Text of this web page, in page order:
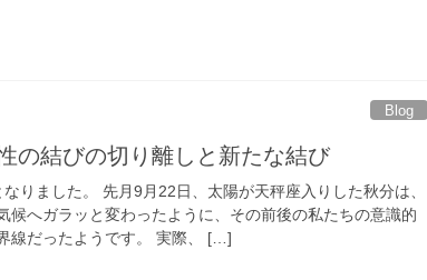
Blog
の結びの切り離しと新たな結び
りました。 先月9月22日、太陽が天秤座入りした秋分は、
候へガラッと変わったように、その前後の私たちの意識的
線だったようです。 実際、 […]